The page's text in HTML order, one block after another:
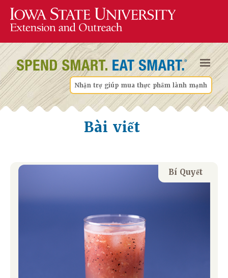
Nhận trợ giúp mua thực phẩm lành mạnh
Bài viết
Bí Quyết